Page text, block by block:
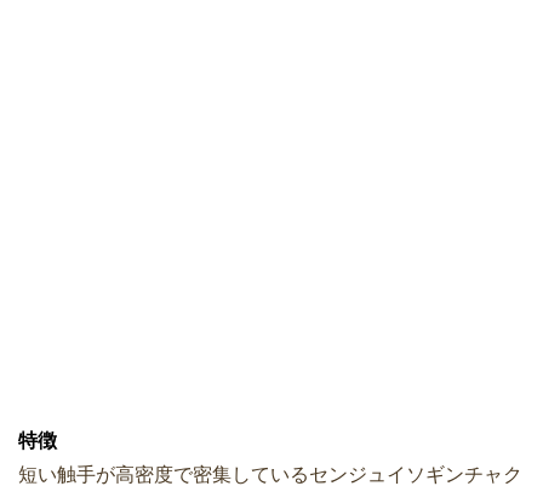
特徴
短い触手が高密度で密集しているセンジュイソギンチャク